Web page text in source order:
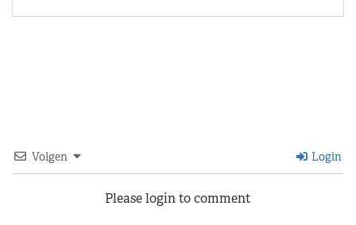
Volgen Login
Please login to comment